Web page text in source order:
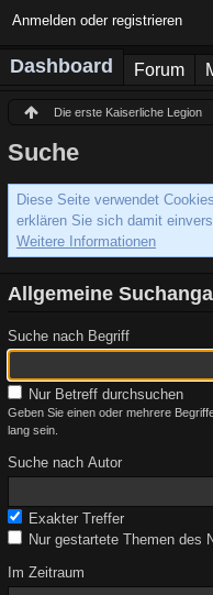
Anmelden oder registrieren
Dashboard Forum
Die erste Kaiserliche Legion
Suche
Diese Seite verwendet
erklären Sie sich damit
Weitere Informationen
Allgemeine
Suche nach Begriff
Nur Betreff durchsuchen
Geben Sie einen oder mehrere
lang sein.
Suche nach Autor
Exakter Treffer
Nur gestartete Themen des
Im Zeitraum